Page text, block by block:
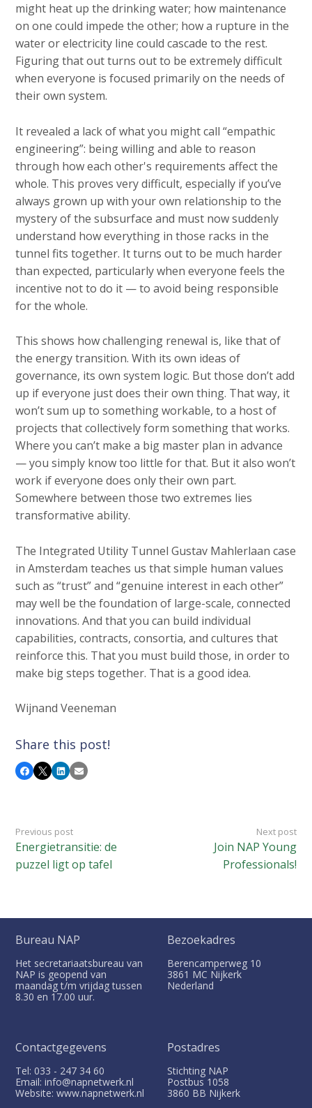
might heat up the drinking water; how maintenance
on one could impede the other; how a rupture in the
water or electricity line could cascade to the rest.
Figuring that out turns out to be extremely difficult
when everyone is focused primarily on the needs of
their own system.
It revealed a lack of what you might call “empathic
engineering”: being willing and able to reason
through how each other's requirements affect the
whole. This proves very difficult, especially if you’ve
always grown up with your own relationship to the
mystery of the subsurface and must now suddenly
understand how everything in those racks in the
tunnel fits together. It turns out to be much harder
than expected, particularly when everyone feels the
incentive not to do it — to avoid being responsible
for the whole.
This shows how challenging renewal is, like that of
the energy transition. With its own ideas of
governance, its own system logic. But those don’t add
up if everyone just does their own thing. That way, it
won’t sum up to something workable, to a host of
projects that collectively form something that works.
Where you can’t make a big master plan in advance
— you simply know too little for that. But it also won’t
work if everyone does only their own part.
Somewhere between those two extremes lies
transformative ability.
The Integrated Utility Tunnel Gustav Mahlerlaan case
in Amsterdam teaches us that simple human values
such as “trust” and “genuine interest in each other”
may well be the foundation of large-scale, connected
innovations. And that you can build individual
capabilities, contracts, consortia, and cultures that
reinforce this. That you must build those, in order to
make big steps together. That is a good idea.
Wijnand Veeneman
Share this post!
Facebook
X LinkedIn
Email
Previous post
Energietransitie: de
puzzel ligt op tafel
Next post
Join NAP Young
Professionals!
Bureau NAP
Het secretariaatsbureau van
NAP is geopend van
maandag t/m vrijdag tussen
8.30 en 17.00 uur.
Bezoekadres
Berencamperweg 10
3861 MC Nijkerk
Nederland
Contactgegevens
Tel: 033 - 247 34 60
Email: info@napnetwerk.nl
Website: www.napnetwerk.nl
Postadres
Stichting NAP
Postbus 1058
3860 BB Nijkerk